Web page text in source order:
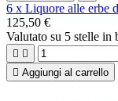
6 x Liquore alle erbe
125,50 €
Valutato su 5 stelle in
 
 Aggiungi al carrello